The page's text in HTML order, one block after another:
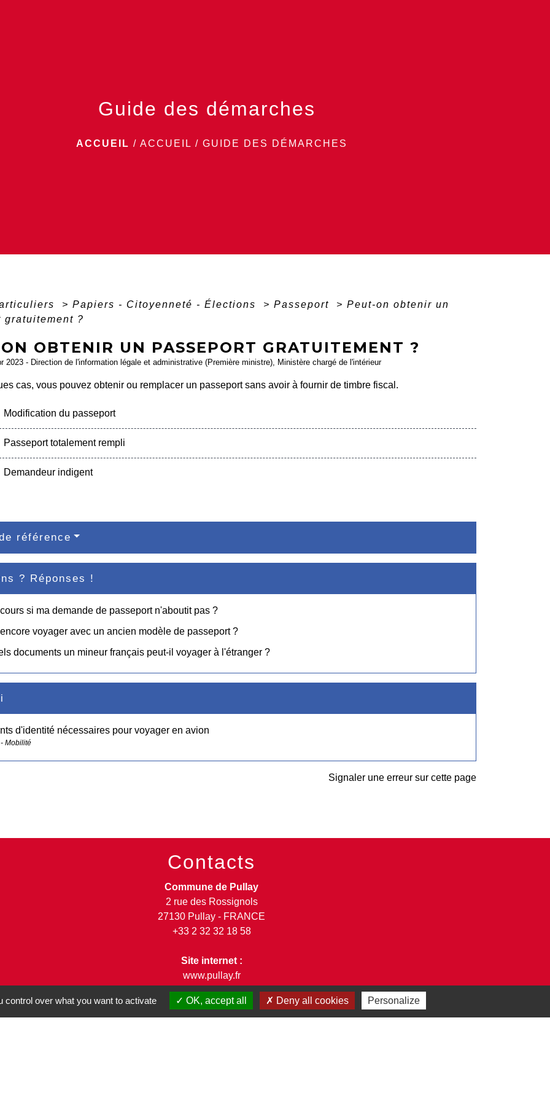
Guide des démarches
ACCUEIL / ACCUEIL / GUIDE DES DÉMARCHES
> Papiers - Citoyenneté - Élections > Passeport > Peut-on obtenir un
gratuitement ?
OBTENIR UN PASSEPORT GRATUITEMENT ?
2023 - Direction de l'information légale et administrative (Première ministre), Ministère chargé de l'intérieur
cas, vous pouvez obtenir ou remplacer un passeport sans avoir à fournir de timbre fiscal.
Modification du passeport
Passeport totalement rempli
Demandeur indigent
référence
? Réponses !
si ma demande de passeport n'aboutit pas ?
voyager avec un ancien modèle de passeport ?
documents un mineur français peut-il voyager à l'étranger ?
d'identité nécessaires pour voyager en avion
Mobilité
Signaler une erreur sur cette page
Contacts
Commune de Pullay
2 rue des Rossignols
27130 Pullay - FRANCE
+33 2 32 32 18 58
Site internet :
www.pullay.fr
over what you want to activate OK, accept all Deny all cookies Personalize